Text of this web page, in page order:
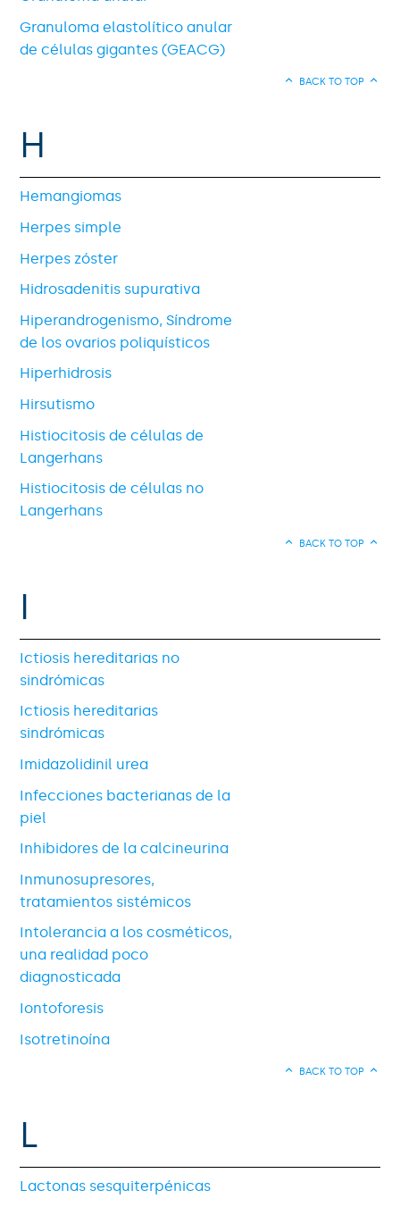
Granuloma elastolítico anular
de células gigantes (GEACG)
BACK TO TOP
H
Hemangiomas
Herpes simple
Herpes zóster
Hidrosadenitis supurativa
Hiperandrogenismo, Síndrome
de los ovarios poliquísticos
Hiperhidrosis
Hirsutismo
Histiocitosis de células de
Langerhans
Histiocitosis de células no
Langerhans
BACK TO TOP
I
Ictiosis hereditarias no
sindrómicas
Ictiosis hereditarias
sindrómicas
Imidazolidinil urea
Infecciones bacterianas de la
piel
Inhibidores de la calcineurina
Inmunosupresores,
tratamientos sistémicos
Intolerancia a los cosméticos,
una realidad poco
diagnosticada
Iontoforesis
Isotretinoína
BACK TO TOP
L
Lactonas sesquiterpénicas